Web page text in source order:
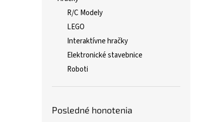
R/C Modely
LEGO
Interaktívne hračky
Elektronické stavebnice
Roboti
Posledné honotenia